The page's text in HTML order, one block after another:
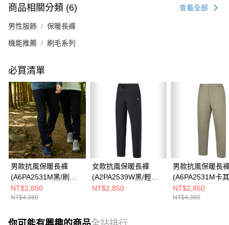
商品相關分類 (6) 查看全部
男性服飾 保暖長褲
機能推薦 刷毛系列
必買清單
男款抗風保暖長褲
(A6PA2531M黑/刷毛/
抗風保暖/商務休閒)
NT$2,850
NT$4,380
女款抗風保暖長褲
(A2PA2539W黑/輕刷
毛/抗風保暖/商務休閒)
NT$2,850
男款抗風保暖長
(A6PA2531M卡
刷毛/抗風保暖/商
閒)
NT$2,850
NT$4,380